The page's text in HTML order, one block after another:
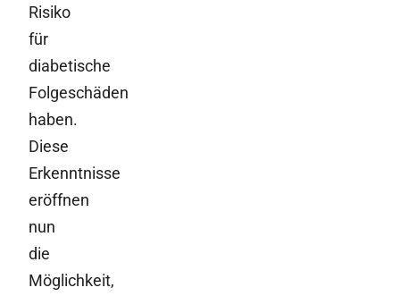
Risiko
für
diabetische
Folgeschäden
haben.
Diese
Erkenntnisse
eröffnen
nun
die
Möglichkeit,